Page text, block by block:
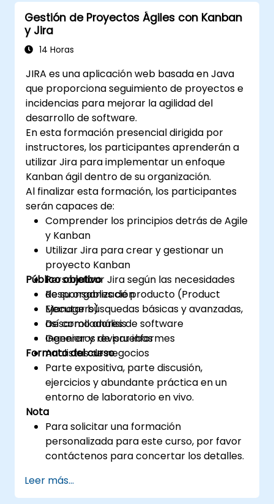
Jira e implementar estrategias de gestión
de datos.
Gestión de Proyectos Ágiles con Kanban
y Jira
14 Horas
JIRA es una aplicación web basada en Java
que proporciona seguimiento de proyectos e
incidencias para mejorar la agilidad del
desarrollo de software.
En esta formación presencial dirigida por
instructores, los participantes aprenderán a
utilizar Jira para implementar un enfoque
Kanban ágil dentro de su organización.
Al finalizar esta formación, los participantes
serán capaces de:
Comprender los principios detrás de Agile
y Kanban
Utilizar Jira para crear y gestionar un
proyecto Kanban
Personalizar Jira según las necesidades
de su organización
Ejecutar búsquedas básicas y avanzadas,
así como análisis
Generar y revisar informes
Público objetivo
Responsables de producto (Product
Managers)
Desarrolladores de software
Ingenieros de pruebas
Analistas de negocios
Formato del curso
Parte expositiva, parte discusión,
ejercicios y abundante práctica en un
entorno de laboratorio en vivo.
Nota
Para solicitar una formación
personalizada para este curso, por favor
contáctenos para concertar los detalles.
Leer más...